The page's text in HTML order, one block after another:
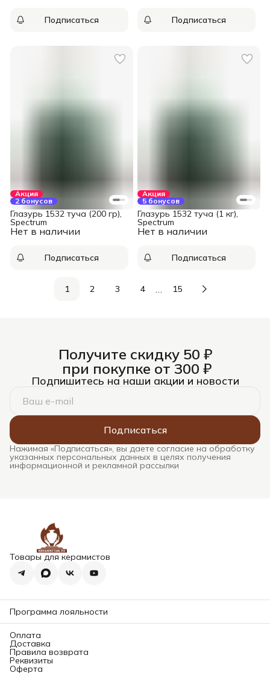
Подписаться Подписаться
Акция
2 бонусов
Нет в наличии
Глазурь 1532 туча (200 гр),
Spectrum
Подписаться
Акция
5 бонусов
Нет в наличии
Глазурь 1532 туча (1 кг),
Spectrum
Подписаться
1 2 3 4 … 15
Получите скидку 50 ₽
при покупке от 300 ₽
Подпишитесь на наши акции и новости
Подписаться
Нажимая «Подписаться», вы даете согласие на обработку
указанных персональных данных в целях получения
информационной и рекламной рассылки
Товары для керамистов
Программа лояльности
Оплата
Доставка
Правила возврата
Реквизиты
Оферта